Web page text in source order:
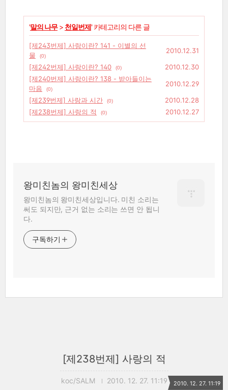
'말의 나무> 천일번제' 카테고리의 다른 글
[제243번제] 사랑이란? 141 - 이별의 선
물
(0)
2010.12.31
[제242번제] 사랑이란? 140
(0)
2010.12.30
[제240번제] 사랑이란? 138 - 받아들이는
마음
(0)
2010.12.29
[제239번제] 사랑과 시간
(0)
2010.12.28
[제238번제] 사랑의 적
(0) 2010.12.27
왕미친놈의 왕미친세상
왕미친놈의 왕미친세상입니다. 미친 소리는
써도 되지만, 근거 없는 소리는 쓰면 안 됩니
다.
구독하기
[제238번제] 사랑의 적
koc/SALM 2010. 12. 27. 11:19 2010. 12. 27. 11:19